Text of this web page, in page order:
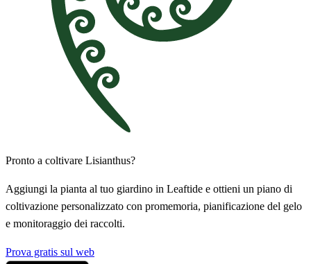
Pronto a coltivare Lisianthus?
Aggiungi la pianta al tuo giardino in Leaftide e ottieni un piano di
coltivazione personalizzato con promemoria, pianificazione del gelo
e monitoraggio dei raccolti.
Prova gratis sul web